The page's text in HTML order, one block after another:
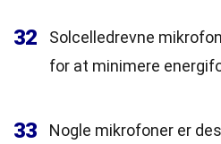
32
Solcelledrevne
for at minimere
33
Nogle mikrofoner er